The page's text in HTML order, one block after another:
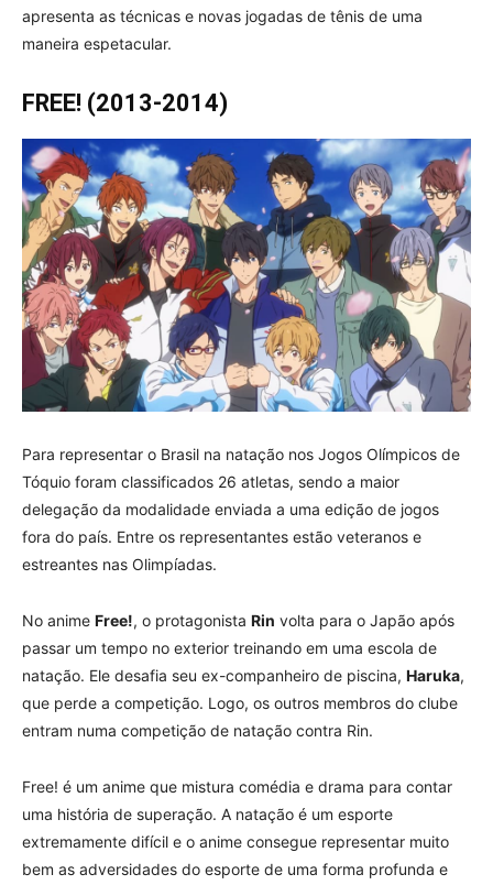
apresenta as técnicas e novas jogadas de tênis de uma
maneira espetacular.
FREE! (2013-2014)
Para representar o Brasil na natação nos Jogos Olímpicos de
Tóquio foram classificados 26 atletas, sendo a maior
delegação da modalidade enviada a uma edição de jogos
fora do país. Entre os representantes estão veteranos e
estreantes nas Olimpíadas.
No anime Free!, o protagonista Rin volta para o Japão após
passar um tempo no exterior treinando em uma escola de
natação. Ele desafia seu ex-companheiro de piscina, Haruka,
que perde a competição. Logo, os outros membros do clube
entram numa competição de natação contra Rin.
Free! é um anime que mistura comédia e drama para contar
uma história de superação. A natação é um esporte
extremamente difícil e o anime consegue representar muito
bem as adversidades do esporte de uma forma profunda e